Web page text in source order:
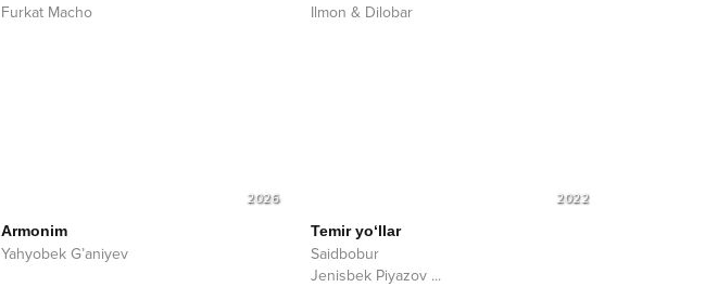
Furkat Macho Ilmon & Dilobar
2026
Armonim
Yahyobek G’aniyev
2022
Temir yo‘llar
Saidbobur
Jenisbek Piyazov ...